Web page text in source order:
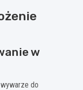
w
do